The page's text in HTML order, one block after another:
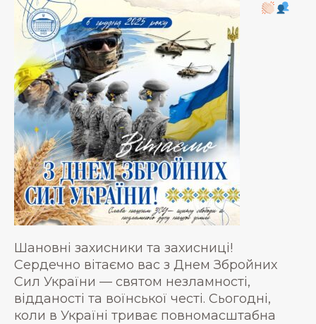
Шановні захисники та захисниці!
Сердечно вітаємо вас з Днем Збройних
Сил України — святом незламності,
відданості та воїнської честі. Сьогодні,
коли в Україні триває повномасштабна